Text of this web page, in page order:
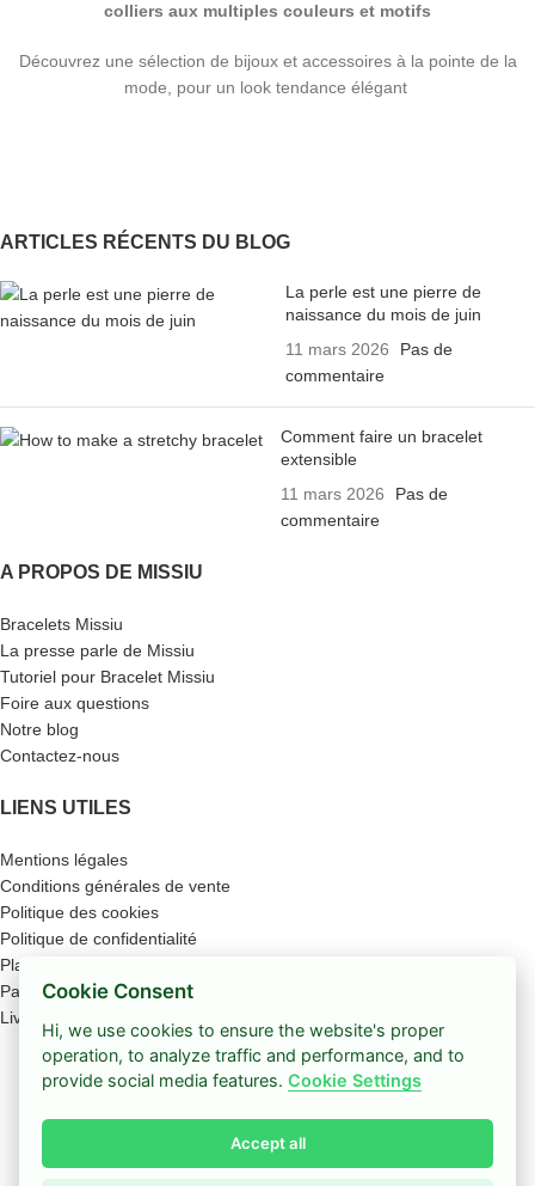
colliers aux multiples couleurs et motifs
Découvrez une sélection de bijoux et accessoires à la pointe de la
mode, pour un look tendance élégant
ARTICLES RÉCENTS DU BLOG
La perle est une pierre de
naissance du mois de juin
11 mars 2026
Pas de
commentaire
Comment faire un bracelet
extensible
11 mars 2026
Pas de
commentaire
A PROPOS DE MISSIU
Bracelets Missiu
La presse parle de Missiu
Tutoriel pour Bracelet Missiu
Foire aux questions
Notre blog
Contactez-nous
LIENS UTILES
Mentions légales
Conditions générales de vente
Politique des cookies
Politique de confidentialité
Plan du site
Paiement sécurisé
Livraison
Boutique
Coup de cœur
Cookie Consent
Hi, we use cookies to ensure the website's proper
operation, to analyze traffic and performance, and to
provide social media features.Cookie Settings
Accept all